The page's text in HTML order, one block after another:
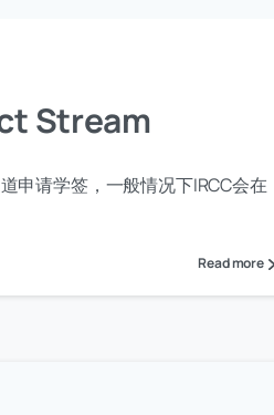
Stream
申请学签，一般情况下IRCC会在
Read more